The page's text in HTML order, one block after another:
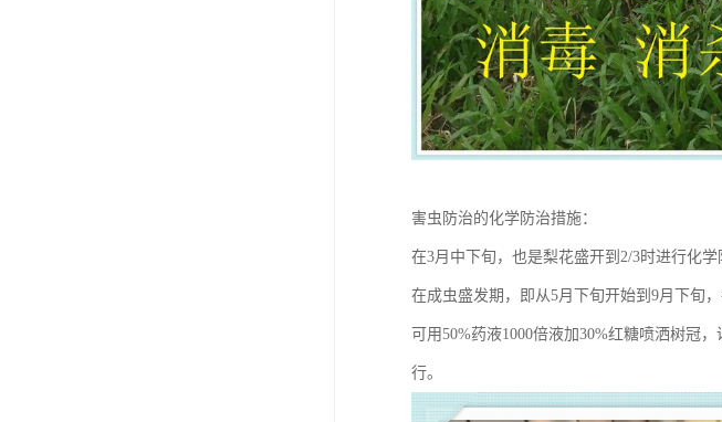
害虫防治的化学防治措施：
在3月中下旬，也是梨花盛开到2/3时进行化
在成虫盛发期，即从5月下旬开始到9月下旬
可用50%药液1000倍液加30%红糖喷洒树冠
行。